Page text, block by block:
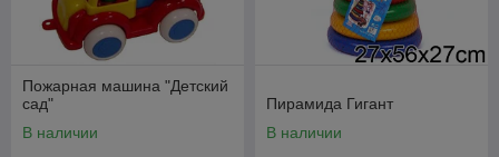
Пожарная машина "Детский
сад"
В наличии
Пирамида Гигант
В наличии